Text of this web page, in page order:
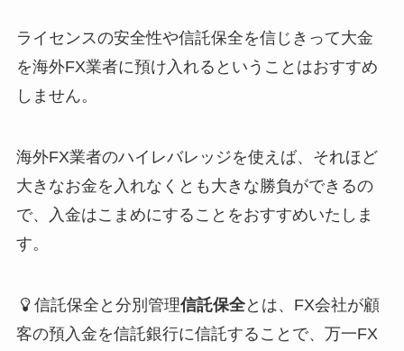
ライセンスの安全性や信託保全を信じきって大金
を海外FX業者に預け入れるということはおすすめ
しません。
海外FX業者のハイレバレッジを使えば、それほど
大きなお金を入れなくとも大きな勝負ができるの
で、入金はこまめにすることをおすすめいたしま
す。
信託保全と分別管理信託保全とは、FX会社が顧
客の預入金を信託銀行に信託することで、万一FX